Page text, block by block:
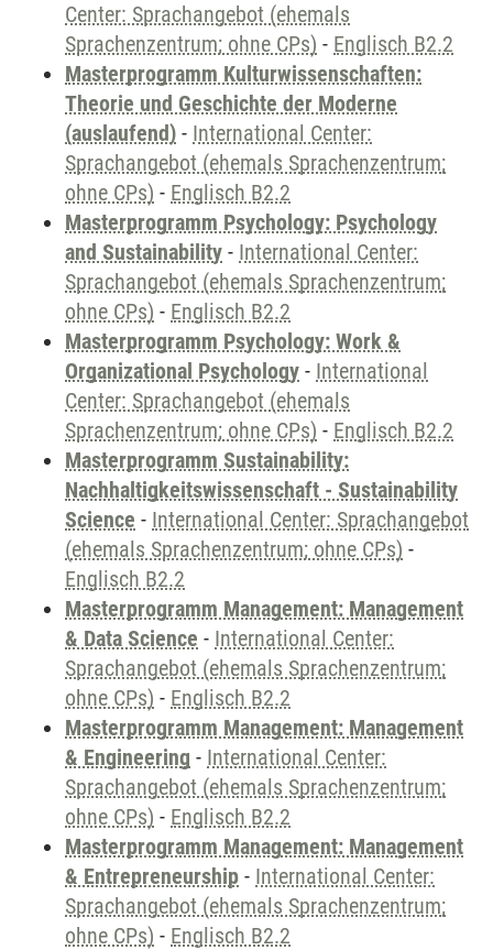
Center: Sprachangebot (ehemals
Sprachenzentrum; ohne CPs) - Englisch B2.2
Masterprogramm Kulturwissenschaften:
Theorie und Geschichte der Moderne
(auslaufend) - International Center:
Sprachangebot (ehemals Sprachenzentrum;
ohne CPs) - Englisch B2.2
Masterprogramm Psychology: Psychology
and Sustainability - International Center:
Sprachangebot (ehemals Sprachenzentrum;
ohne CPs) - Englisch B2.2
Masterprogramm Psychology: Work &
Organizational Psychology - International
Center: Sprachangebot (ehemals
Sprachenzentrum; ohne CPs) - Englisch B2.2
Masterprogramm Sustainability:
Nachhaltigkeitswissenschaft - Sustainability
Science - International Center: Sprachangebot
(ehemals Sprachenzentrum; ohne CPs) -
Englisch B2.2
Masterprogramm Management: Management
& Data Science - International Center:
Sprachangebot (ehemals Sprachenzentrum;
ohne CPs) - Englisch B2.2
Masterprogramm Management: Management
& Engineering - International Center:
Sprachangebot (ehemals Sprachenzentrum;
ohne CPs) - Englisch B2.2
Masterprogramm Management: Management
& Entrepreneurship - International Center:
Sprachangebot (ehemals Sprachenzentrum;
ohne CPs) - Englisch B2.2